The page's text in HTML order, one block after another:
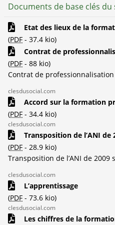
Documents de base clés du
Etat des lieux de la
(PDF - 37.4 kio)
Contrat de
(PDF - 88 kio)
Contrat de
clesdusocial.com
Accord sur la formation
(PDF - 34.4 kio)
clesdusocial.com
Transposition de l’ANI de
(PDF - 28.9 kio)
Transposition de l’ANI de 2009
clesdusocial.com
L’apprentissage
(PDF - 73.6 kio)
clesdusocial.com
Les chiffres de la